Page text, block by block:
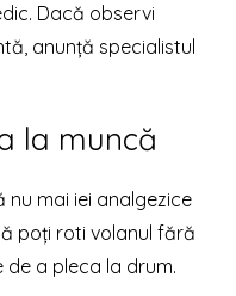
Dacă observi
anunță specialistul
la muncă
nu mai iei analgezice
poți roti volanul fără
de a pleca la drum.